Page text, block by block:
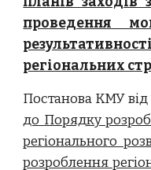
проведення
регіональних
Постанова КМУ
до Порядку
регіонального
розроблення